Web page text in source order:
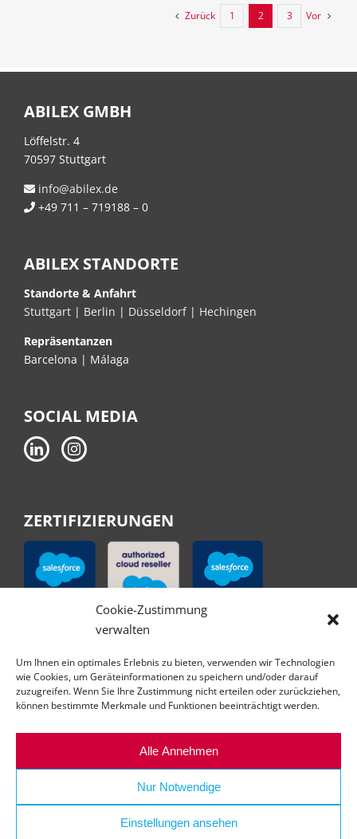
Cookie-Zustimmung
verwalten
Um Ihnen ein optimales Erlebnis zu bieten, verwenden wir Technologien
wie Cookies, um Geräteinformationen zu speichern und/oder darauf
zuzugreifen. Wenn Sie Ihre Zustimmung nicht erteilen oder zurückziehen,
können bestimmte Merkmale und Funktionen beeinträchtigt werden.
Alle Annehmen
Nur Notwendige
Einstellungen ansehen
Zurück 1 2 3 Vor
ABILEX GMBH
Löffelstr. 4
70597 Stuttgart
info@abilex.de
+49 711 – 719188 – 0
ABILEX STANDORTE
Standorte & Anfahrt
Stuttgart | Berlin | Düsseldorf | Hechingen
Repräsentanzen
Barcelona | Málaga
SOCIAL MEDIA
ZERTIFIZIERUNGEN